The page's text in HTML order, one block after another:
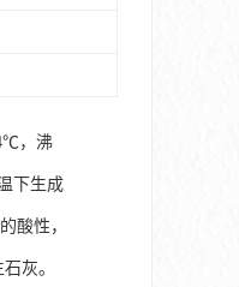
，沸
下生成
酸性，
灰。